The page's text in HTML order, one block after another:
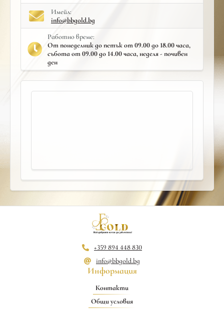
Имейл:
info@bbgold.bg
Работно време:
От понеделник до петък от 09.00 до 18.00 часа,
събота от 09.00 до 14.00 часа, неделя - почивен
ден
+359 894 448 830
info@bbgold.bg
Информация
Контакти
Общи условия